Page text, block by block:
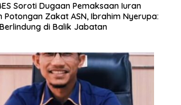
Soroti Dugaan Pemaksaan Iuran
Potongan Zakat ASN, Ibrahim Nyerupa:
di Balik Jabatan